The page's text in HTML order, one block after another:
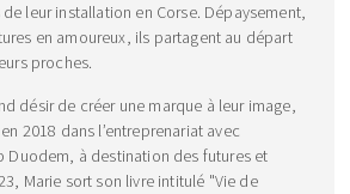
leur installation en Corse. Dépaysement,
en amoureux, ils partagent au départ
proches.
désir de créer une marque à leur image,
2018 dans l’entreprenariat avec
Duodem, à destination des futures et
Marie sort son livre intitulé "Vie de